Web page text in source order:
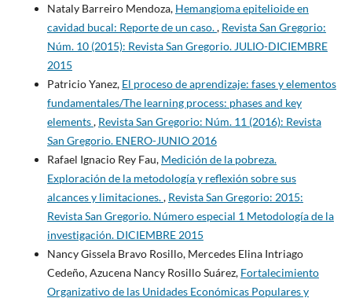
Nataly Barreiro Mendoza, Hemangioma epitelioide en
cavidad bucal: Reporte de un caso., Revista San Gregorio:
Núm. 10 (2015): Revista San Gregorio. JULIO-DICIEMBRE
2015
Patricio Yanez, El proceso de aprendizaje: fases y elementos
fundamentales/The learning process: phases and key
elements, Revista San Gregorio: Núm. 11 (2016): Revista
San Gregorio. ENERO-JUNIO 2016
Rafael Ignacio Rey Fau, Medición de la pobreza.
Exploración de la metodología y reflexión sobre sus
alcances y limitaciones., Revista San Gregorio: 2015:
Revista San Gregorio. Número especial 1 Metodología de la
investigación. DICIEMBRE 2015
Nancy Gissela Bravo Rosillo, Mercedes Elina Intriago
Cedeño, Azucena Nancy Rosillo Suárez, Fortalecimiento
Organizativo de las Unidades Económicas Populares y